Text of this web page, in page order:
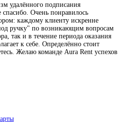
удалённого подписания
спасибо. Очень понравилось
каждому клиенту искренне
ручку" по возникающим вопросам
так и в течение периода оказания
к себе. Определённо стоит
Желаю команде Aura Rent успехов